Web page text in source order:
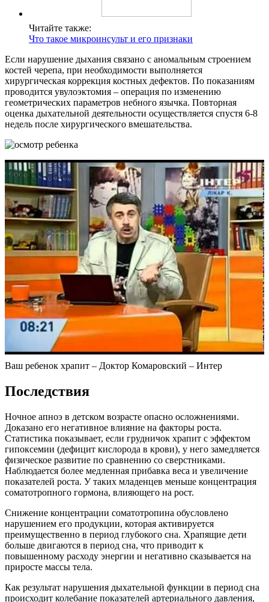
Читайте также:
Что такое микроинсульт и его признаки
Если нарушение дыхания связано с аномальным строением
костей черепа, при необходимости выполняется
хирургическая коррекция костных дефектов. По показаниям
проводится увулоэктомия – операция по изменению
геометрических параметров небного язычка. Повторная
оценка дыхательной деятельности осуществляется спустя 6-8
недель после хирургического вмешательства.
Ваш ребенок храпит – Доктор Комаровский – Интер
Последствия
Ночное апноэ в детском возрасте опасно осложнениями.
Доказано его негативное влияние на факторы роста.
Статистика показывает, если грудничок храпит с эффектом
гипоксемии (дефицит кислорода в крови), у него замедляется
физическое развитие по сравнению со сверстниками.
Наблюдается более медленная прибавка веса и увеличение
показателей роста. У таких младенцев меньше концентрация
соматотропного гормона, влияющего на рост.
Снижение концентрации соматотропина обусловлено
нарушением его продукции, которая активируется
преимущественно в период глубокого сна. Храпящие дети
больше двигаются в период сна, что приводит к
повышенному расходу энергии и негативно сказывается на
приросте массы тела.
Как результат нарушения дыхательной функции в период сна
происходит колебание показателей артериального давления,